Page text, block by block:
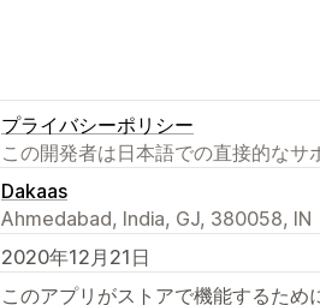
プライバシーポリシー
この開発者は日本語での直接的なサ
Dakaas
Ahmedabad, India, GJ, 380058, IN
2020年12月21日
このアプリがストアで機能するた